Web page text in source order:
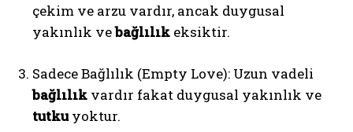
çekim ve arzu vardır, ancak duygusal
yakınlık vebağlılık eksiktir.
Sadece Bağlılık (Empty Love): Uzun vadeli
bağlılık vardır fakat duygusal yakınlık ve
tutkuyoktur.